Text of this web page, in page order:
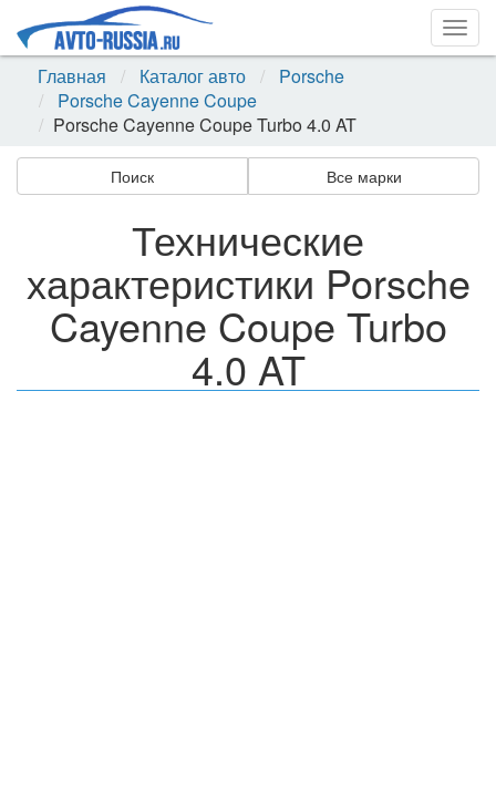
Главная
Каталог авто
Porsche
Porsche Cayenne Coupe
Porsche Cayenne Coupe Turbo 4.0 AT
Поиск Все марки
Технические
характеристики Porsche
Cayenne Coupe Turbo
4.0 AT